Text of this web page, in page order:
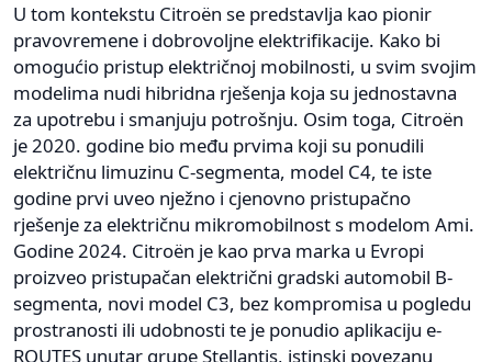
U tom kontekstu Citroën se predstavlja kao pionir
pravovremene i dobrovoljne elektrifikacije. Kako bi
omogućio pristup električnoj mobilnosti, u svim svojim
modelima nudi hibridna rješenja koja su jednostavna
za upotrebu i smanjuju potrošnju. Osim toga, Citroën
je 2020. godine bio među prvima koji su ponudili
električnu limuzinu C-segmenta, model C4, te iste
godine prvi uveo nježno i cjenovno pristupačno
rješenje za električnu mikromobilnost s modelom Ami.
Godine 2024. Citroën je kao prva marka u Evropi
proizveo pristupačan električni gradski automobil B-
segmenta, novi model C3, bez kompromisa u pogledu
prostranosti ili udobnosti te je ponudio aplikaciju e-
ROUTES unutar grupe Stellantis, istinski povezanu